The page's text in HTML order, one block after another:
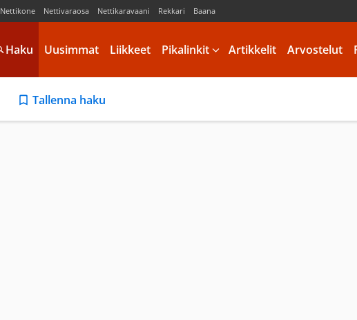
Nettikone Nettivaraosa Nettikaravaani Rekkari Baana
Haku Uusimmat Liikkeet Pikalinkit Artikkelit Arvostelut
Tallenna haku